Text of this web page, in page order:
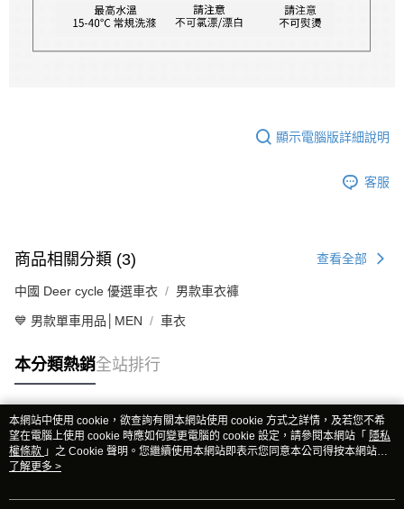
顯示電腦版詳細說明
客服
商品相關分類 (3) 查看全部
中國 Deer cycle 優選車衣 男款車衣褲
💙 男款單車用品│MEN 車衣
本分類熱銷全站排行
熱門標籤
本網站中使用 cookie，欲查詢有關本網站使用 cookie 方式之詳情，及若您不希
望在電腦上使用 cookie 時應如何變更電腦的 cookie 設定，請參閱本網站「 隱私
權條款 」之 Cookie 聲明。您繼續使用本網站即表示您同意本公司得按本網站使
用條款之 Cookie 聲明使用 cookie。
了解更多 >